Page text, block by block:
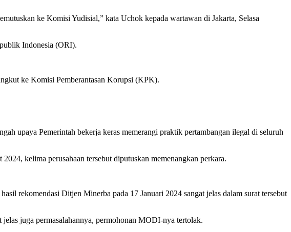
ke Komisi Yudisial,” kata Uchok kepada wartawan di Jakarta, Selasa
Indonesia (ORI).
ke Komisi Pemberantasan Korupsi (KPK).
upaya Pemerintah bekerja keras memerangi praktik pertambangan ilegal di seluruh
kelima perusahaan tersebut diputuskan memenangkan perkara.
rekomendasi Ditjen Minerba pada 17 Januari 2024 sangat jelas dalam surat tersebut
juga permasalahannya, permohonan MODI-nya tertolak.